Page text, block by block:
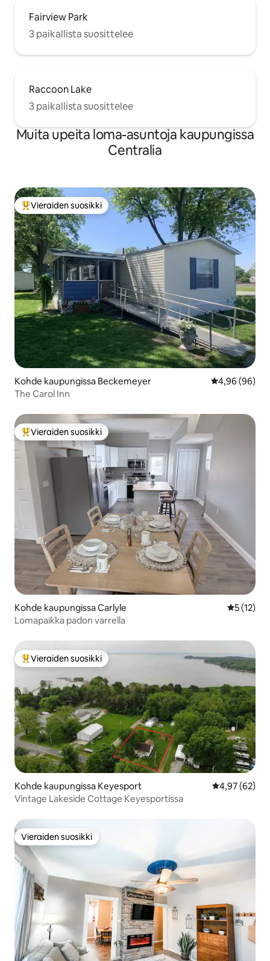
Fairview Park
3 paikallista suosittelee
Raccoon Lake
3 paikallista suosittelee
Muita upeita loma-asuntoja kaupungissa
Centralia
Vieraiden suosikkien parhaimmistoa
Vieraiden suosikki
Kohde kaupungissa Beckemeyer
4,96 (96)
The Carol Inn
Vieraiden suosikkien parhaimmistoa
Vieraiden suosikki
Kohde kaupungissa Carlyle
5 (12)
Lomapaikka padon varrella
Vieraiden suosikkien parhaimmistoa
Vieraiden suosikki
Kohde kaupungissa Keyesport
4,97 (62)
Vintage Lakeside Cottage Keyesportissa
Vieraiden suosikki
Vieraiden suosikki